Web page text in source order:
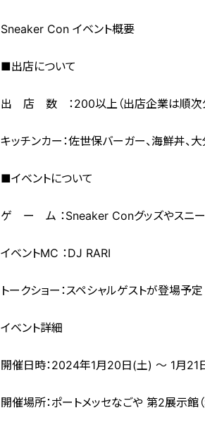
Sneaker Con イベント概要
■出店について
出 店 数 ：200以上（出店企業は順次公
キッチンカー：佐世保バーガー、海鮮丼、
■イベントについて
ゲ ー ム ：Sneaker Conグッズやスニー
イベントMC ：DJ RARI
トークショー：スペシャルゲストが登場予定
イベント詳細
開催日時：2024年1月20日(土) 〜 1月
開催場所：ポートメッセなごや 第2展示館